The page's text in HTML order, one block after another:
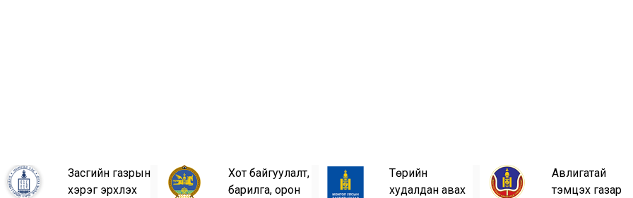
Засгийн газрын
хэрэг эрхлэх
Хот байгуулалт,
барилга, орон
Төрийн
худалдан авах
Авлигатай
тэмцэх газар